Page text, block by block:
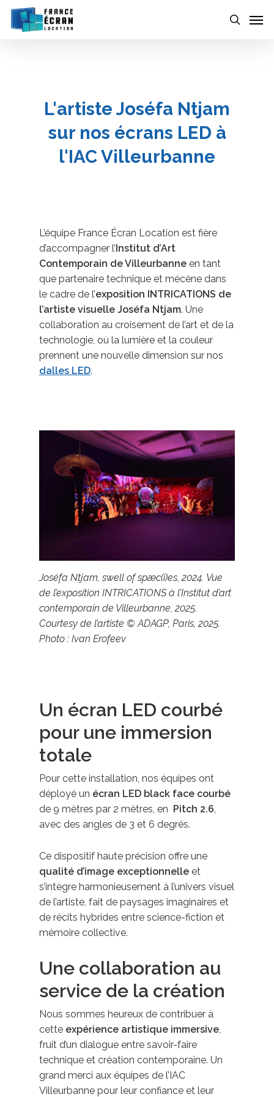
Skip
L'artiste Joséfa Ntjam
sur nos écrans LED à
l'IAC Villeurbanne
L’équipe France Écran Location est fière
d’accompagner l’Institut d’Art
Contemporain de Villeurbanne en tant
que partenaire technique et mécène dans
le cadre de l’exposition INTRICATIONS de
l’artiste visuelle Joséfa Ntjam. Une
collaboration au croisement de l’art et de la
technologie, où la lumière et la couleur
prennent une nouvelle dimension sur nos
dalles LED.
Joséfa Ntjam, swell of spæc(i)es, 2024. Vue
de l’exposition INTRICATIONS à l’Institut d’art
contemporain de Villeurbanne, 2025.
Courtesy de l’artiste © ADAGP, Paris, 2025.
Photo : Ivan Erofeev
Un écran LED courbé
pour une immersion
totale
Pour cette installation, nos équipes ont
déployé un écran LED black face courbé
de 9 mètres par 2 mètres, en Pitch 2.6,
avec des angles de 3 et 6 degrés.
Ce dispositif haute précision offre une
qualité d’image exceptionnelle et
s’intègre harmonieusement à l’univers visuel
de l’artiste, fait de paysages imaginaires et
de récits hybrides entre science-fiction et
mémoire collective.
Une collaboration au
service de la création
Nous sommes heureux de contribuer à
cette expérience artistique immersive,
fruit d’un dialogue entre savoir-faire
technique et création contemporaine. Un
grand merci aux équipes de l’IAC
Villeurbanne pour leur confiance et leur